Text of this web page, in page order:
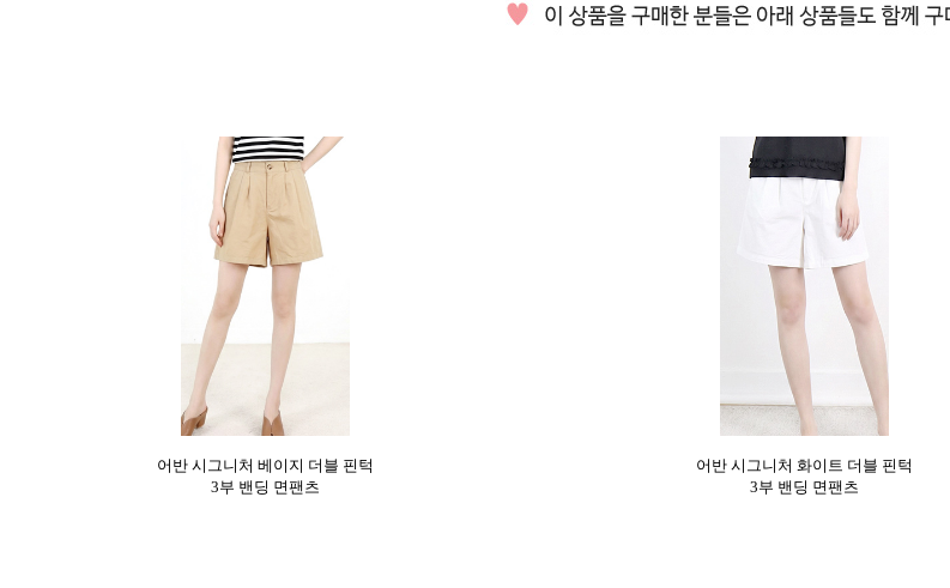
어반 시그니처 베이지 더블 핀턱
3부 밴딩 면팬츠
어반 시그니처 화이트 더블 핀턱
3부 밴딩 면팬츠